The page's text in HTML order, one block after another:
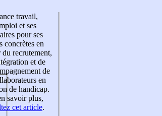
travail,
et ses
pour ses
concrètes en
du recrutement,
et de
de
en
de handicap.
savoir plus,
cet article.